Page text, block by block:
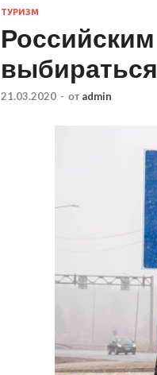
ТУРИЗМ
Российским
21.03.2020 - от admin